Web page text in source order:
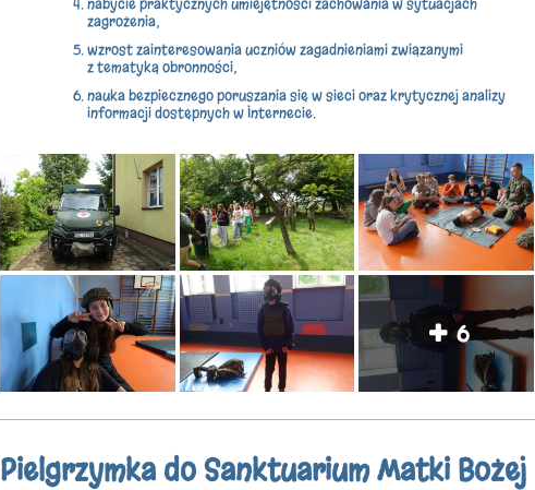
zagrożenia;
wzrost zainteresowania uczniów zagadnieniami związanymi
z tematyką obronności;
nauka bezpiecznego poruszania się w sieci oraz krytycznej analizy
informacji dostępnych w Internecie.
6
Pielgrzymka do Sanktuarium Matki Bożej